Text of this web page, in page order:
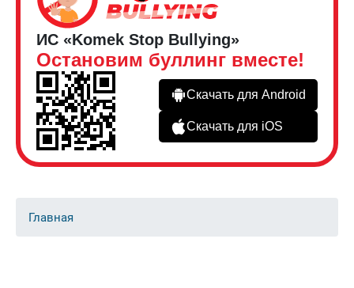
ИС «Komek Stop Bullying»
Остановим буллинг вместе!
Скачать для Android
Скачать для iOS
Главная